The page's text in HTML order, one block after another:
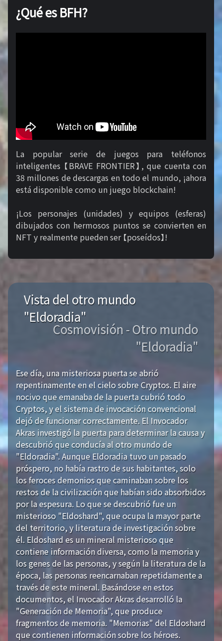
¿Qué es BFH?
La popular serie de juegos para teléfonos
inteligentes 【BRAVE FRONTIER】, que cuenta con
38 millones de descargas en todo el mundo, ¡ahora
está disponible como un juego blockchain!
¡Los personajes (unidades) y equipos (esferas)
dibujados con hermosos puntos se convierten en
NFT y realmente pueden ser 【poseídos】!
Vista del otro mundo
"Eldoradia"
Cosmovisión - Otro mundo
"Eldoradia"
Ese día, una misteriosa puerta se abrió
repentinamente en el cielo sobre Cryptos. El aire
nocivo que emanaba de la puerta cubrió todo
Cryptos, y el sistema de invocación convencional
dejó de funcionar correctamente. El Invocador
Akras investigó la puerta para determinar la causa y
descubrió que conducía al otro mundo de
"Eldoradia". Aunque Eldoradia tuvo un pasado
próspero, no había rastro de sus habitantes, solo
los feroces demonios que caminaban sobre los
restos de la civilización que habían sido absorbidos
por la espesura. Lo que se descubrió fue un
misterioso "Eldoshard", que ocupa la mayor parte
del territorio, y literatura de investigación sobre
él. Eldoshard es un mineral misterioso que
contiene información diversa, como la memoria y
los genes de las personas, y según la literatura de la
época, las personas reencarnaban repetidamente a
través de este mineral. Basándose en estos
documentos, el Invocador Akras desarrolló la
"Generación de Memoria", que produce
fragmentos de memoria. "Memorias" del Eldoshard
que contienen información sobre los héroes.